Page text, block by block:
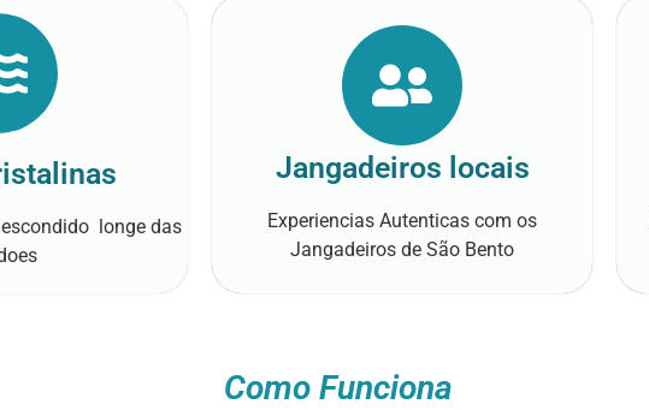
longe das
Jangadeiros locais
Experiencias Autenticas com os
Jangadeiros de São Bento
Como Funciona